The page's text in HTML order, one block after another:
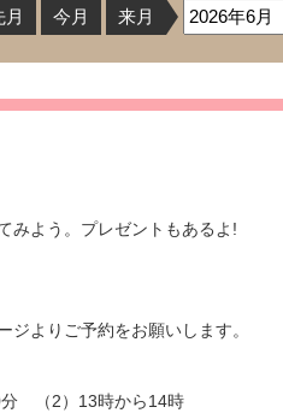
月 今月 来月
みよう。プレゼントもあるよ!
よりご予約をお願いします。
分 （2）13時から14時